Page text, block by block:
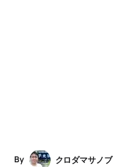
By
クロダマサノブ